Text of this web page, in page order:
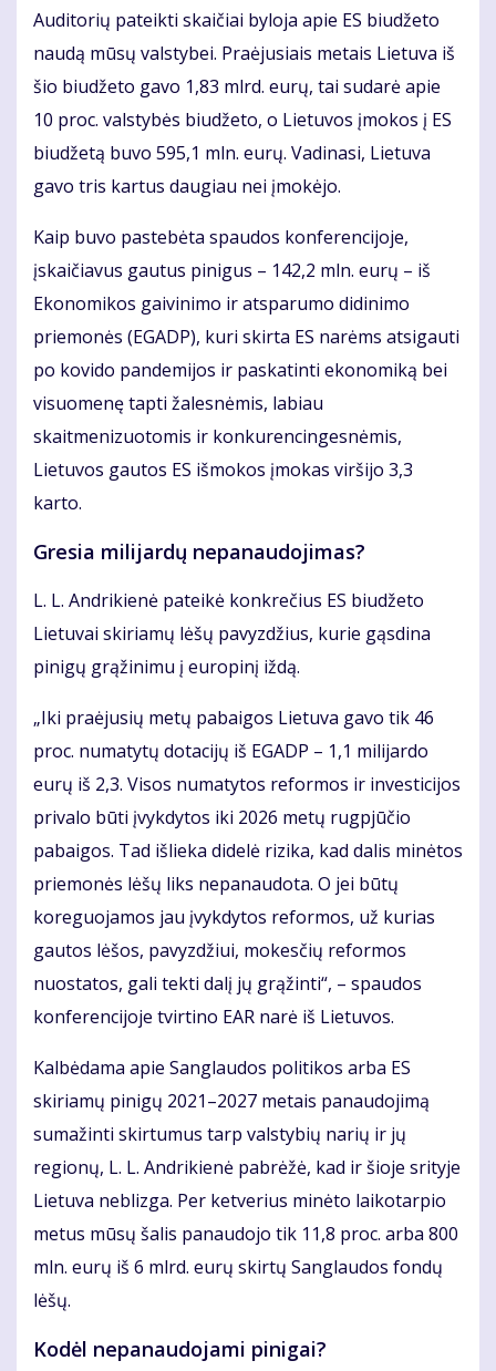
Auditorių pateikti skaičiai byloja apie ES biudžeto
naudą mūsų valstybei. Praėjusiais metais Lietuva iš
šio biudžeto gavo 1,83 mlrd. eurų, tai sudarė apie
10 proc. valstybės biudžeto, o Lietuvos įmokos į ES
biudžetą buvo 595,1 mln. eurų. Vadinasi, Lietuva
gavo tris kartus daugiau nei įmokėjo.
Kaip buvo pastebėta spaudos konferencijoje,
įskaičiavus gautus pinigus – 142,2 mln. eurų – iš
Ekonomikos gaivinimo ir atsparumo didinimo
priemonės (EGADP), kuri skirta ES narėms atsigauti
po kovido pandemijos ir paskatinti ekonomiką bei
visuomenę tapti žalesnėmis, labiau
skaitmenizuotomis ir konkurencingesnėmis,
Lietuvos gautos ES išmokos įmokas viršijo 3,3
karto.
Gresia milijardų nepanaudojimas?
L. L. Andrikienė pateikė konkrečius ES biudžeto
Lietuvai skiriamų lėšų pavyzdžius, kurie gąsdina
pinigų grąžinimu į europinį iždą.
„Iki praėjusių metų pabaigos Lietuva gavo tik 46
proc. numatytų dotacijų iš EGADP – 1,1 milijardo
eurų iš 2,3. Visos numatytos reformos ir investicijos
privalo būti įvykdytos iki 2026 metų rugpjūčio
pabaigos. Tad išlieka didelė rizika, kad dalis minėtos
priemonės lėšų liks nepanaudota. O jei būtų
koreguojamos jau įvykdytos reformos, už kurias
gautos lėšos, pavyzdžiui, mokesčių reformos
nuostatos, gali tekti dalį jų grąžinti“, – spaudos
konferencijoje tvirtino EAR narė iš Lietuvos.
Kalbėdama apie Sanglaudos politikos arba ES
skiriamų pinigų 2021–2027 metais panaudojimą
sumažinti skirtumus tarp valstybių narių ir jų
regionų, L. L. Andrikienė pabrėžė, kad ir šioje srityje
Lietuva neblizga. Per ketverius minėto laikotarpio
metus mūsų šalis panaudojo tik 11,8 proc. arba 800
mln. eurų iš 6 mlrd. eurų skirtų Sanglaudos fondų
lėšų.
Kodėl nepanaudojami pinigai?